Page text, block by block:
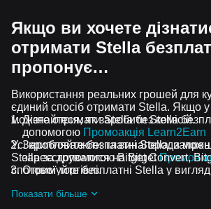
Якщо ви хочете
отримати Stella
пропонує…
Використання реальних грошей для
єдиний спосіб отримати Stella. Якщо у
можете отримати Stella без комісій.
Дізнайтеся, як заробити Stella
допомогою Промоакція Learn2Earn
Заробляйте безплатні Stella,
зареєструватися на Bitget
Отримуйте безплатні Stella у
Усі криптовалюти та винагороди
Stella за допомогою Bitget Convert,
спотової торгівлі.
Показати більше